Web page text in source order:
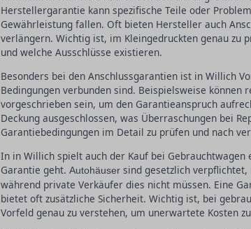
Herstellergarantie kann spezifische Teile oder
Gewährleistung fallen. Oft bieten Hersteller auch
verlängern. Wichtig ist, im Kleingedruckten genau zu
und welche Ausschlüsse existieren.
Besonders bei den Anschlussgarantien ist in Willich
Bedingungen verbunden sind. Beispielsweise
vorgeschrieben sein, um den Garantieanspruch
Deckung ausgeschlossen, was Überraschungen bei
Garantiebedingungen im Detail zu prüfen und nach
In in Willich spielt auch der Kauf bei
Garantie geht. Autohäuser sind gesetzlich verpflichtet,
während private Verkäufer dies nicht müssen. Eine
bietet oft zusätzliche Sicherheit. Wichtig ist, bei
Vorfeld genau zu verstehen, um unerwartete Kosten